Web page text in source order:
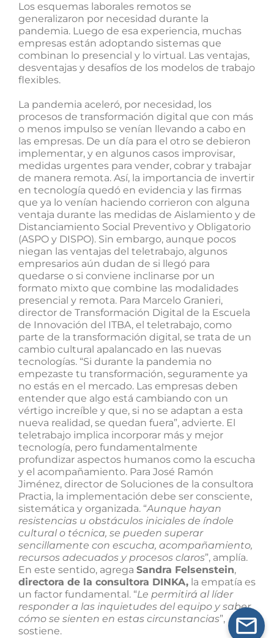
Los esquemas laborales remotos se
generalizaron por necesidad durante la
pandemia. Luego de esa experiencia, muchas
empresas están adoptando sistemas que
combinan lo presencial y lo virtual. Las ventajas,
desventajas y desafíos de los modelos de trabajo
flexibles.
La pandemia aceleró, por necesidad, los
procesos de transformación digital que con más
o menos impulso se venían llevando a cabo en
las empresas. De un día para el otro se debieron
implementar, y en algunos casos improvisar,
medidas urgentes para vender, cobrar y trabajar
de manera remota. Así, la importancia de invertir
en tecnología quedó en evidencia y las firmas
que ya lo venían haciendo corrieron con alguna
ventaja durante las medidas de Aislamiento y de
Distanciamiento Social Preventivo y Obligatorio
(ASPO y DISPO). Sin embargo, aunque pocos
niegan las ventajas del teletrabajo, algunos
empresarios aún dudan de si llegó para
quedarse o si conviene inclinarse por un
formato mixto que combine las modalidades
presencial y remota. Para Marcelo Granieri,
director de Transformación Digital de la Escuela
de Innovación del ITBA, el teletrabajo, como
parte de la transformación digital, se trata de un
cambio cultural apalancado en las nuevas
tecnologías. “Si durante la pandemia no
empezaste tu transformación, seguramente ya
no estás en el mercado. Las empresas deben
entender que algo está cambiando con un
vértigo increíble y que, si no se adaptan a esta
nueva realidad, se quedan fuera”, advierte. El
teletrabajo implica incorporar más y mejor
tecnología, pero fundamentalmente
profundizar aspectos humanos como la escucha
y el acompañamiento. Para José Ramón
Jiménez, director de Soluciones de la consultora
Practia, la implementación debe ser consciente,
sistemática y organizada. “Aunque hayan
resistencias u obstáculos iniciales de índole
cultural o técnica, se pueden superar
sencillamente con escucha, acompañamiento,
recursos adecuados y procesos claros”, amplía.
En este sentido, agrega Sandra Felsenstein,
directora de la consultora DINKA, la empatía es
un factor fundamental. “Le permitirá al líder
responder a las inquietudes del equipo y saber
cómo se sienten en estas circunstancias”,
sostiene.